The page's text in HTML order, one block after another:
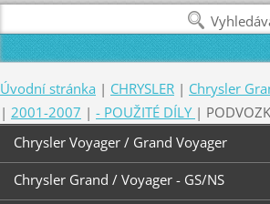
Úvodní stránka | CHRYSLER | Chrysler
| 2001-2007 | - POUŽITÉ DÍLY |
Chrysler Voyager / Grand Voyager
Chrysler Grand / Voyager - GS/NS